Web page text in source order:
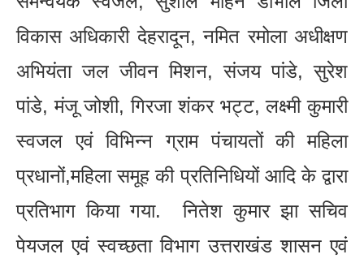
विकास अधिकारी देहरादून, नमित रमोला अधीक्षण
अभियंता जल जीवन मिशन, संजय पांडे, सुरेश
पांडे, मंजू जोशी, गिरजा शंकर भट्ट, लक्ष्मी कुमारी
स्वजल एवं विभिन्न ग्राम पंचायतों की महिला
प्रधानों,महिला समूह की प्रतिनिधियों आदि के द्वारा
प्रतिभाग किया गया. नितेश कुमार झा सचिव
पेयजल एवं स्वच्छता विभाग उत्तराखंड शासन एवं